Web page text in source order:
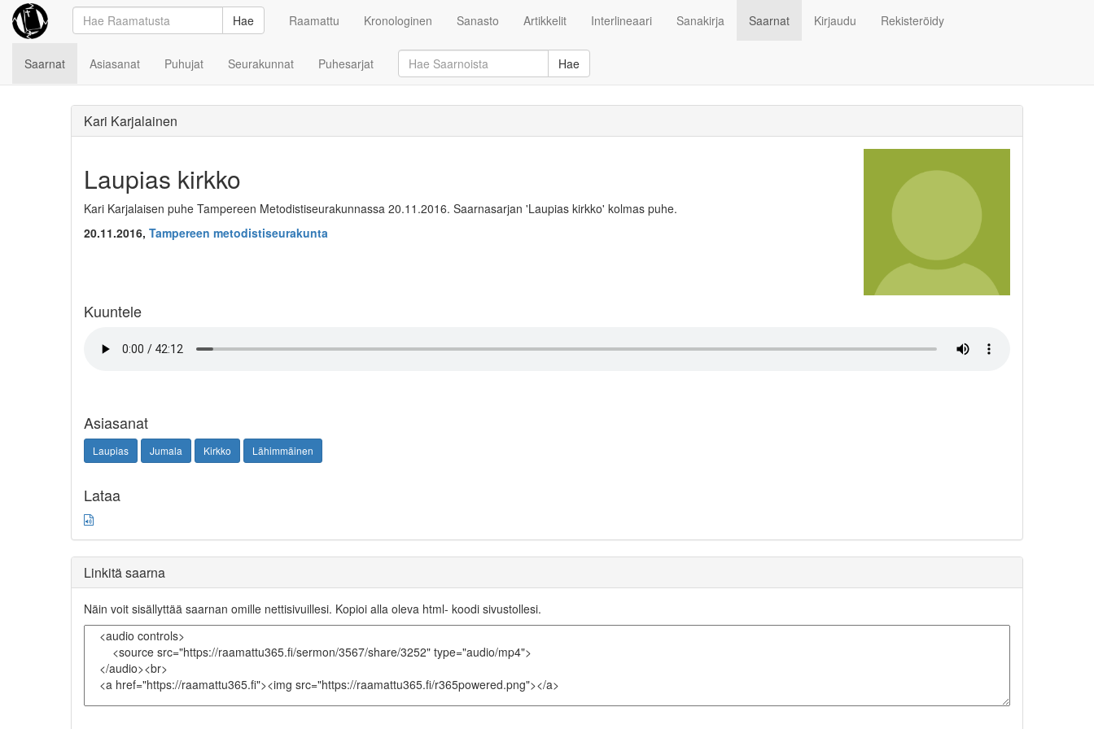
Hae Raamattu Kronologinen Sanasto Artikkelit Interlineaari Sanakirja Saarnat Kirjaudu Rekisteröidy
Saarnat Asiasanat Puhujat Seurakunnat Puhesarjat Hae
Kari Karjalainen
Laupias kirkko
Kari Karjalaisen puhe Tampereen Metodistiseurakunnassa 20.11.2016. Saarnasarjan 'Laupias kirkko' kolmas puhe.
20.11.2016, Tampereen metodistiseurakunta
Kuuntele
Asiasanat
Laupias Jumala Kirkko Lähimmäinen
Lataa
Linkitä saarna
Näin voit sisällyttää saarnan omille nettisivuillesi. Kopioi alla oleva html- koodi sivustollesi.